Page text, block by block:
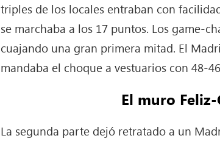
triples de los locales entraban con
se marchaba a los 17 puntos. Los game-
cuajando una gran primera mitad. El
mandaba el choque a vestuarios con 48-
El muro
La segunda parte dejó retratado a un